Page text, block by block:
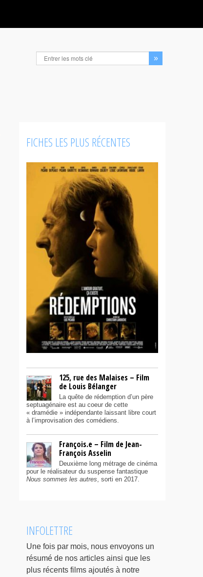
FICHES LES PLUS RÉCENTES
125, rue des Malaises – Film
de Louis Bélanger
La quête de rédemption d’un père
septuagénaire est au coeur de cette
« dramédie » indépendante laissant libre court
à l’improvisation des comédiens.
François.e – Film de Jean-
François Asselin
Deuxième long métrage de cinéma
pour le réalisateur du suspense fantastique
Nous sommes les autres, sorti en 2017.
INFOLETTRE
Une fois par mois, nous envoyons un
résumé de nos articles ainsi que les
plus récents films ajoutés à notre